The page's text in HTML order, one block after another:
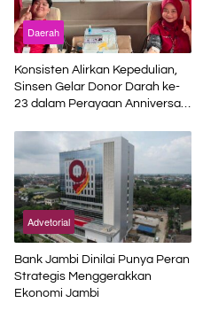
Daerah
Konsisten Alirkan Kepedulian,
Sinsen Gelar Donor Darah ke-
23 dalam Perayaan Anniversary
Advetorial
Bank Jambi Dinilai Punya Peran
Strategis Menggerakkan
Ekonomi Jambi